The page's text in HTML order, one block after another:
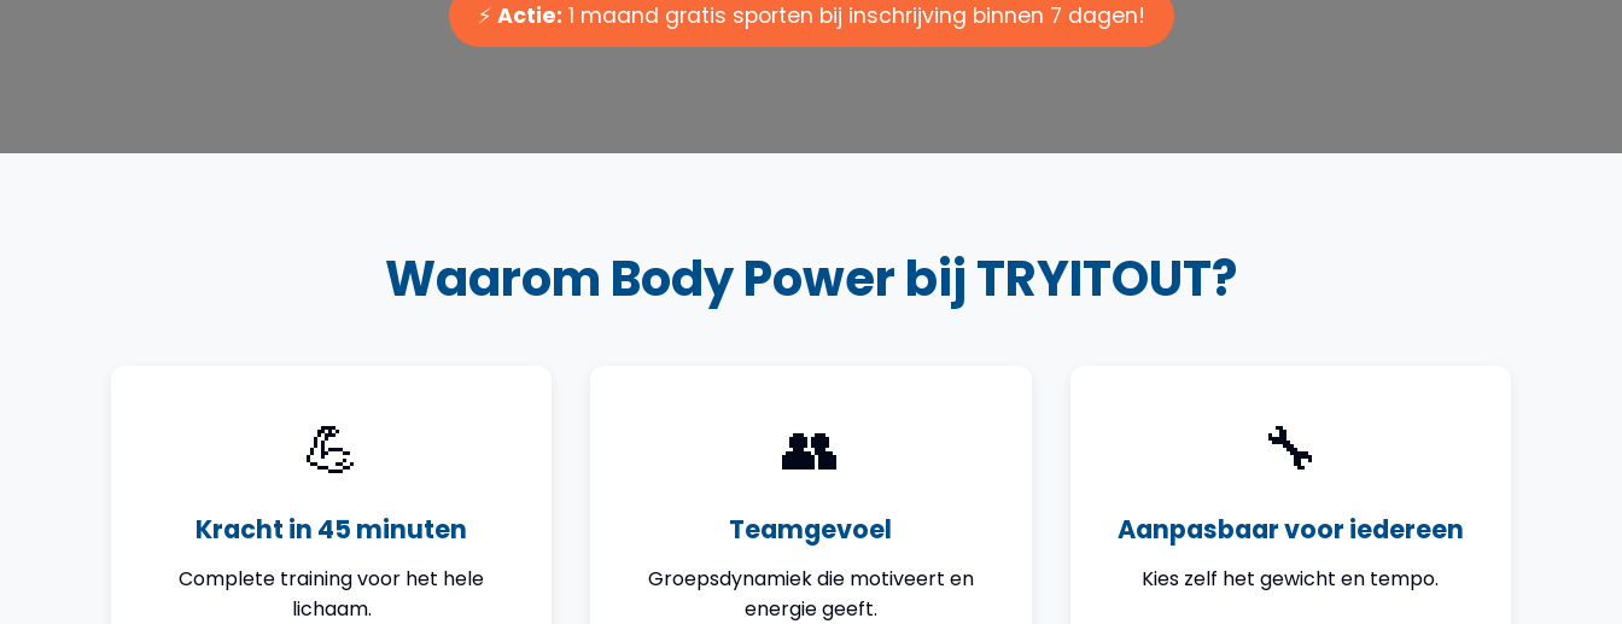
⚡ Actie: 1 maand gratis sporten bij inschrijving binnen 7 dagen!
Waarom Body Power bij TRYITOUT?
💪
Kracht in 45 minuten
Complete training voor het hele
lichaam.
👥
Teamgevoel
Groepsdynamiek die motiveert en
energie geeft.
🔧
Aanpasbaar voor iedereen
Kies zelf het gewicht en tempo.